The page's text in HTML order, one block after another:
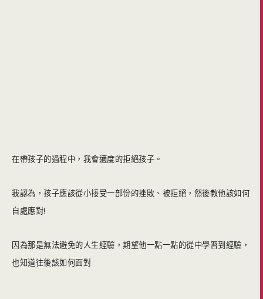
在帶孩子的過程中，我會適度的拒絕孩子。
我認為，孩子應該從小接受一部份的挫敗、被拒絕，然後教他該如何
自處應對!
因為那是無法避免的人生經驗，期望他一點一點的從中學習到經驗，
也知道往後該如何面對